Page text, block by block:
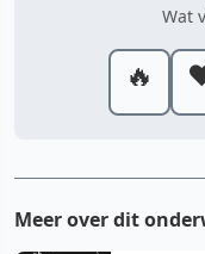
Wat
🔥
Meer over dit